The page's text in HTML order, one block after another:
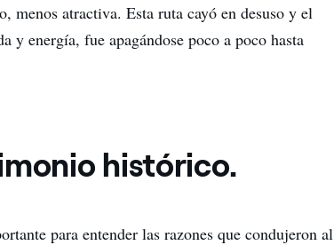
menos atractiva. Esta ruta cayó en desuso y el
y energía, fue apagándose poco a poco hasta
histórico.
para entender las razones que condujeron al